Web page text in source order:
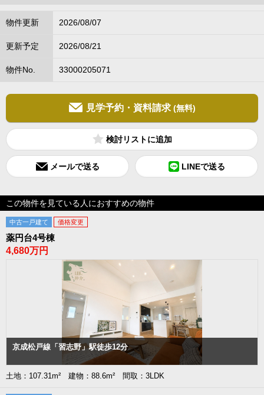
物件更新 2026/08/07
更新予定 2026/08/21
物件No. 33000205071
見学予約・資料請求 (無料)
検討リスト
メールで送る LINEで送る
この物件を見ている人におすすめの物件
中古一戸建て 価格変更
薬円台4号棟
4,680万円
京成松戸線「習志野」駅徒歩12分
土地：107.31m² 建物：88.6m² 間取：3LDK